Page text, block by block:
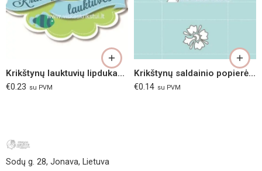
Krikštynų lauktuvių lipdukas „Jūra“
€0.23 su PVM
Krikštynų saldainio popierėlis “Melsvi Angelai”
€0.14 su PVM
Sodų g. 28, Jonava, Lietuva